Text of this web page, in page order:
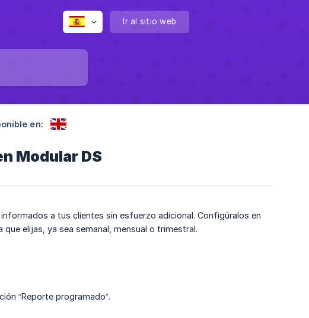
Ir al sitio web
en:
Modular DS
a tus clientes sin esfuerzo adicional. Configúralos en
elijas, ya sea semanal, mensual o trimestral.
“Reporte programado”.